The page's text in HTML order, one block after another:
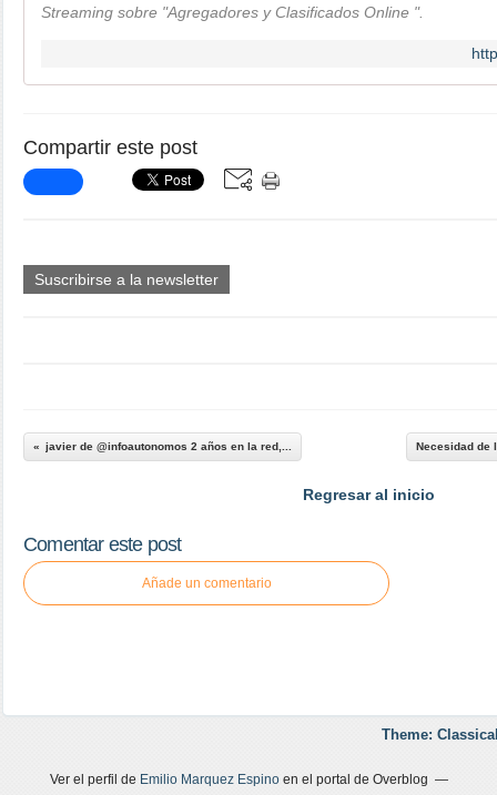
Streaming sobre "Agregadores y Clasificados Online ".
Compartir este post
Suscribirse a la newsletter
javier de @infoautonomos 2 años en la red,... Necesidad de
Regresar al inicio
Comentar este post
Añade un comentario
Theme:
Ver el perfil de Emilio Marquez Espinoen el portal de Overblog